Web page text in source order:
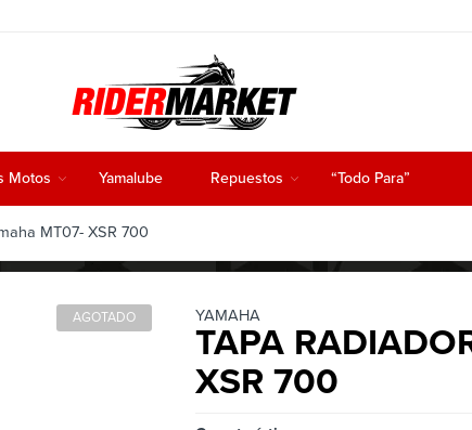
Motos Yamalube Repuestos “Todo Para”
MT07- XSR 700
AGOTADO YAMAHA
TAPA
XSR 700